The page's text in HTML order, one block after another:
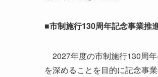
■市制施行130周年記念事業推
2027年度の市制施行130周
を深めることを目的に記念事